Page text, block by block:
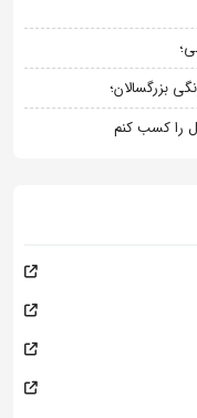
بزرگسالان؛
را کسب کنم